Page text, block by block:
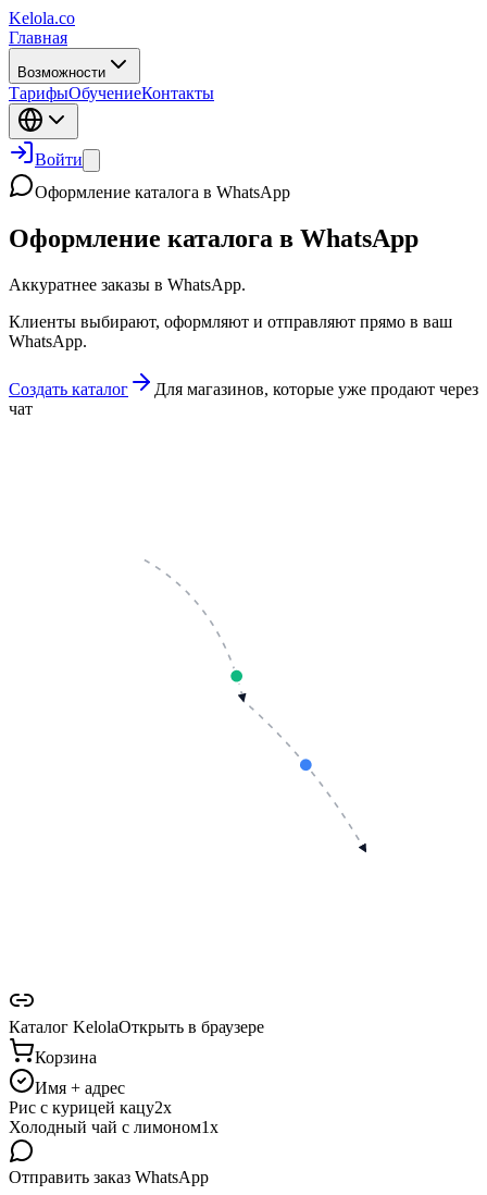
Kelola.co
Главная
Возможности
ТарифыОбучениеКонтакты
Войти
Оформление каталога в WhatsApp
Оформление каталога в WhatsApp
Аккуратнее заказы в WhatsApp.
Клиенты выбирают, оформляют и отправляют прямо в ваш
WhatsApp.
Создать каталог
Для магазинов, которые уже продают через
чат
Каталог KelolaОткрыть в браузере
Корзина
Имя + адрес
Рис с курицей кацу2x
Холодный чай с лимоном1x
Отправить заказ WhatsApp